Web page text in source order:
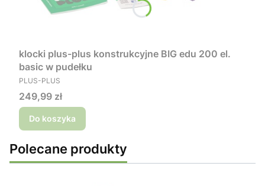
klocki plus-plus konstrukcyjne BIG edu 200 el.
basic w pudełku
PRODUCENT
PLUS-PLUS
Cena
249,99 zł
Do koszyka
Polecane produkty